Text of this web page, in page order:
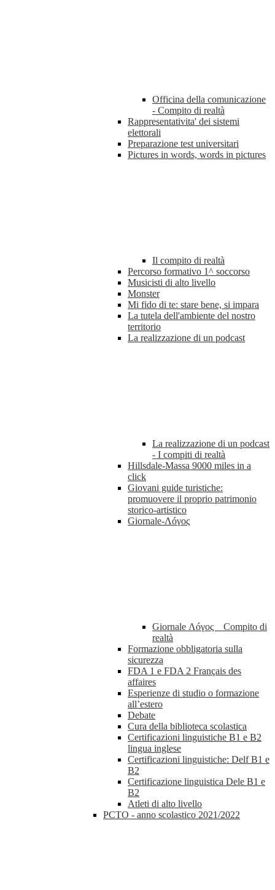
Officina della comunicazione
- Compito di realtà
Rappresentativita' dei sistemi
elettorali
Preparazione test universitari
Pictures in words, words in pictures
Il compito di realtà
Percorso formativo 1^ soccorso
Musicisti di alto livello
Monster
Mi fido di te: stare bene, si impara
La tutela dell'ambiente del nostro
territorio
La realizzazione di un podcast
La realizzazione di un podcast
- I compiti di realtà
Hillsdale-Massa 9000 miles in a
click
Giovani guide turistiche:
promuovere il proprio patrimonio
storico-artistico
Giornale-Λóγος
Giornale Λóγος _ Compito di
realtà
Formazione obbligatoria sulla
sicurezza
FDA 1 e FDA 2 Français des
affaires
Esperienze di studio o formazione
all’estero
Debate
Cura della biblioteca scolastica
Certificazioni linguistiche B1 e B2
lingua inglese
Certificazioni linguistiche: Delf B1 e
B2
Certificazione linguistica Dele B1 e
B2
Atleti di alto livello
PCTO - anno scolastico 2021/2022